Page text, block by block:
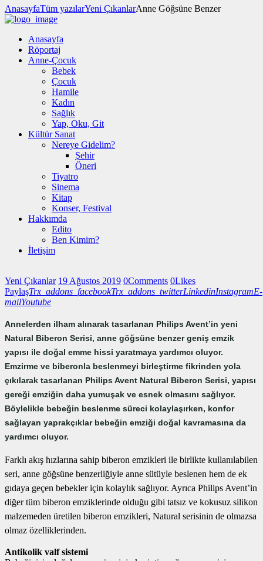
AnasayfaTüm yazılarYeni ÇıkanlarAnne Göğsüne Benzer
Anasayfa
Röportaj
Anne-Çocuk
Bebek
Çocuk
Hamile
Kadın
Sağlık
Yap, Oku, Git
Kültür Sanat
Nereye Gidelim?
Şehir
Öneri
Tiyatro
Sinema
Kitap
Konser, Festival
Hakkımda
Edito
Ben Kimim?
İletişim
Yeni Çıkanlar 19 Ağustos 2019 0Comments 0Likes
PaylaşTrx_addons_facebookTrx_addons_twitterLinkedinInstagramE-
mailYoutube
Annelerden ilham alınarak tasarlanan Philips Avent’in yeni
Natural Biberon Serisi, anne göğsüne benzer geniş emzik
yapısı ile doğal emme hissi yaratmaya yardımcı oluyor.
Emzirme ve biberonla beslenmeyi birleştirme fikrinden yola
çıkılarak tasarlanan Philips Avent Natural Biberon Serisi, yapısı
gereği emziğin daha yumuşak ve esnek olmasını sağlıyor.
Böylelikle bebeğin beslenme süreci kolaylaşırken, konfor
sağlayan yaprakçıklar bebeğin emziği doğal kavramasına da
yardımcı oluyor.
Farklı akış hızlarına sahip biberon emzikleri ile birlikte kullanılabilen
seri, anne göğsüne benzerliğiyle anne sütüyle beslenen hem de ek
gıdaya geçen bebekler için kolaylık sağlıyor. Ayrıca Philips Avent’in
diğer tüm biberon emziklerinde olduğu gibi tatsız ve kokusuz silikon
malzemeden üretilen biberon emzikleri, Natural serisinin de olmazsa
olmaz özelliklerinden.
Antikolik valf sistemi